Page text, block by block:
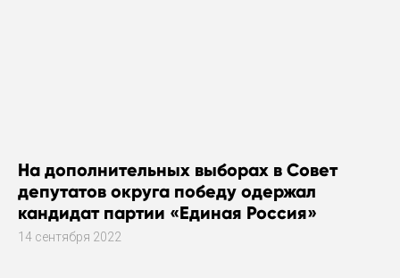
На дополнительных выборах в Совет
депутатов округа победу одержал
кандидат партии «Единая Россия»
14 сентября 2022